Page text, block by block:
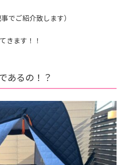
でご紹介致します）
きます！！
あるの！？